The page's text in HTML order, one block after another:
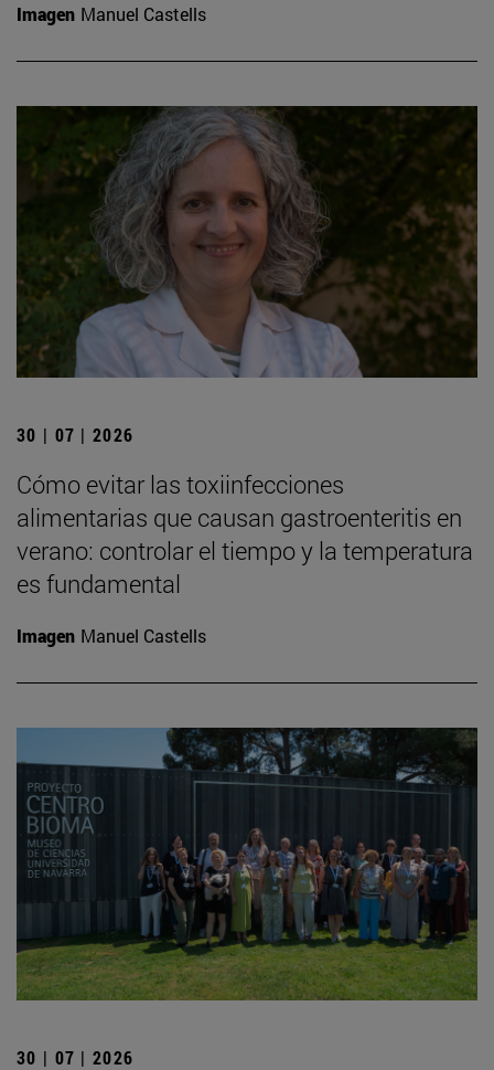
Imagen Manuel Castells
30 | 07 | 2026
Cómo evitar las toxiinfecciones
alimentarias que causan gastroenteritis en
verano: controlar el tiempo y la temperatura
es fundamental
Imagen Manuel Castells
30 | 07 | 2026